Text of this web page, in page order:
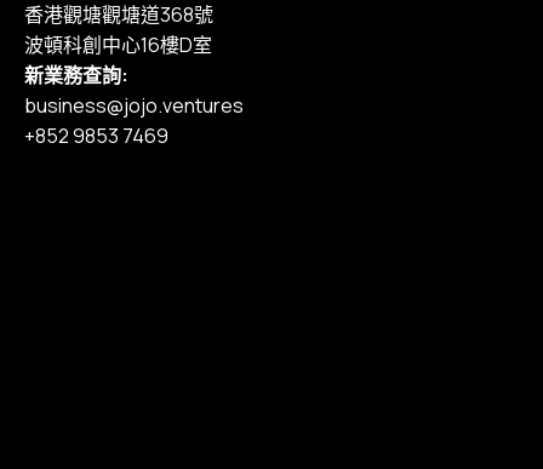
香港觀塘觀塘道368號
波頓科創中心16樓D室
新業務查詢:
business@jojo.ventures
+852 9853 7469